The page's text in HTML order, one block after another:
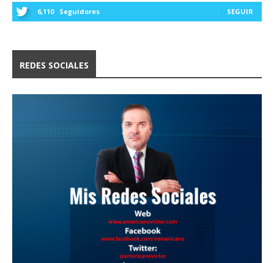
6,110 Seguidores SEGUIR
REDES SOCIALES